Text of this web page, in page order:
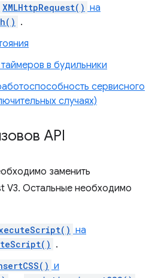
XMLHttpRequest() на
.
в будильники
сервисного
случаях)
API
заменить
V3. Остальные необходимо
на
.
и